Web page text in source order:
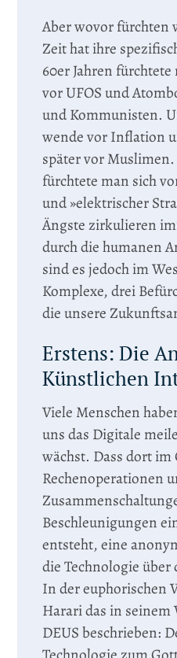
Aber wovor fürchten
Zeit hat ihre
60er Jahren
vor UFOS und
und Kommunisten.
wende vor Inflation
später vor Muslimen.
fürchtete man sich
und »elektrischer
Ängste zirkulieren
durch die humanen
sind es jedoch im
Komplexe, drei
die unsere
Erstens: Die
Künstlichen
Viele Menschen
uns das Digitale
wächst. Dass dort im
Rechenoperationen
Beschleunigungen
entsteht, eine
die Technologie
In der euphorischen
Harari das in
DEUS beschrieben: